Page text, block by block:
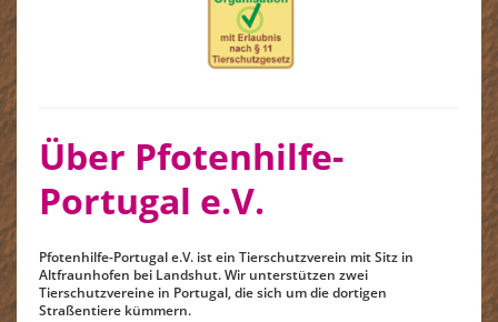
Über Pfotenhilfe-
Portugal e.V.
Pfotenhilfe-Portugal e.V. ist ein Tierschutzverein mit Sitz in
Altfraunhofen bei Landshut. Wir unterstützen zwei
Tierschutzvereine in Portugal, die sich um die dortigen
Straßentiere kümmern.